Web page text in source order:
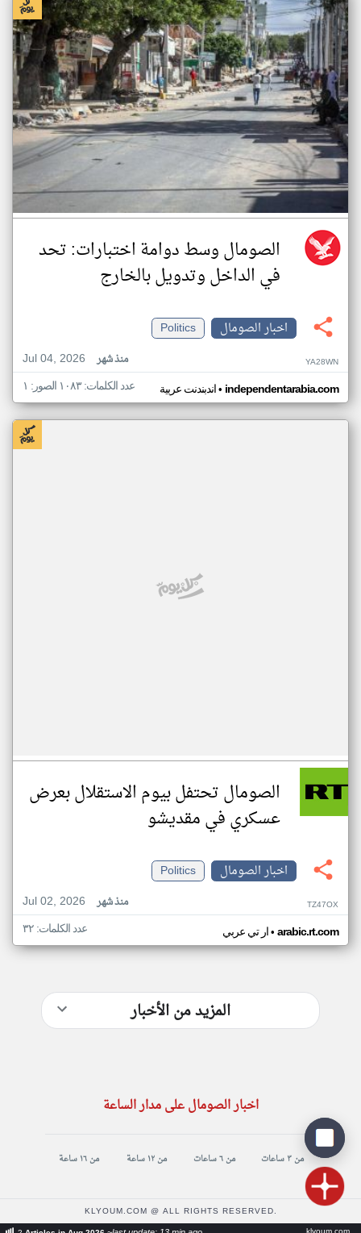
الصومال وسط دوامة اختبارات: تحد
في الداخل وتدويل بالخارج
اخبار الصومال
Politics
Jul 04, 2026
منذ شهر YA28WN
اندبندنت عربية• independentarabia.com عدد الكلمات: ١٠٨٣ الصور: ١
الصومال تحتفل بيوم الاستقلال بعرض
عسكري في مقديشو
اخبار الصومال
Politics
Jul 02, 2026
منذ شهر TZ47OX
ار تي عربي• arabic.rt.com عدد الكلمات: ٣٢
المزيد من الأخبار
اخبار الصومال على مدار الساعة
من ٣ ساعات من ٦ ساعات من ١٢ ساعة من ١٦ ساعة
KLYOUM.COM @ ALL RIGHTS RESERVED.